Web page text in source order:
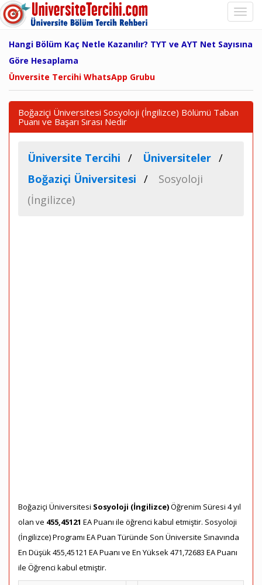
Hangi Bölüm Kaç Netle Kazanılır? TYT ve AYT Net Sayısına
Göre Hesaplama
Ünversite Tercihi WhatsApp Grubu
Boğaziçi Üniversitesi Sosyoloji (İngilizce) Bölümü Taban
Puanı ve Başarı Sırası Nedir
Üniversite Tercihi
Üniversiteler
Boğaziçi Üniversitesi
Sosyoloji
(İngilizce)
Boğaziçi Üniversitesi Sosyoloji (İngilizce)Öğrenim Süresi 4 yıl
olan ve 455,45121 EA Puanı ile öğrenci kabul etmiştir. Sosyoloji
(İngilizce) Programı EA Puan Türünde Son Üniversite Sınavında
En Düşük 455,45121 EA Puanı ve En Yüksek 471,72683 EA Puanı
ile Öğrenci kabul etmiştir.